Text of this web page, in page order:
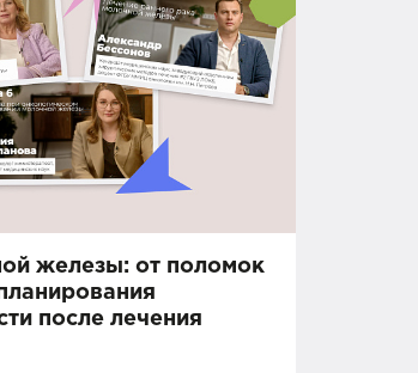
железы: от поломок
после лечения